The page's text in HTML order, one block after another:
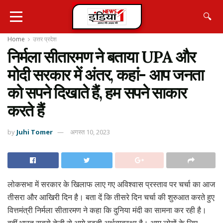
🔍
Home उत्तर प्रदेश
निर्मला सीतारमण ने बताया UPA और
मोदी सरकार में अंतर, कहां- आप जनता
को सपने दिखाते हैं, हम सपने साकार
करते हैं
by Juhi Tomer अगस्त 10, 2023
लोकसभा में सरकार के खिलाफ लाए गए अविश्वास प्रस्ताव पर चर्चा का आज
तीसरा और आखिरी दिन है। बता दें कि तीसरे दिन चर्चा की शुरुआत करते हुए
वित्तमंत्री निर्मला सीतारमण ने कहा कि दुनिया मंदी का सामना कर रही है।